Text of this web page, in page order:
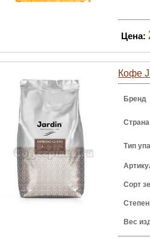
Цена:
Кофе
Бренд
Тип
Сорт
Вес